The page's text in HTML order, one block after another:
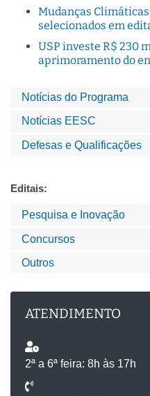
Notícias do Programa
Notícias EESC
Defesas e Qualificações
Editais:
Pesquisa e Inovação
Concursos
Outros
ATENDIMENTO
2ª a 6ª feira: 8h às 17h
Mudanças
selecionados em
USP investe R$ 230
aprimoramento do